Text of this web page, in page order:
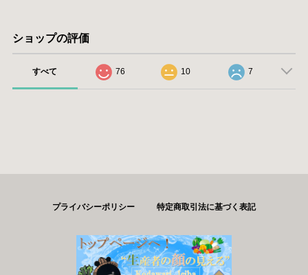
ショップの評価
すべて 76 10 7
プライバシーポリシー 特定商取引法に基づく表記